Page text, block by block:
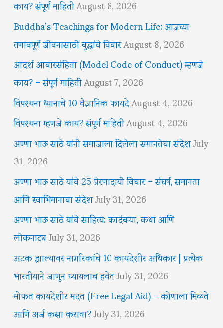
काय? संपूर्ण माहितीAugust 8, 2026
Buddha’s Teachings for Modern Life: आजच्या
तणावपूर्ण जीवनासाठी बुद्धांचे विचारAugust 8, 2026
आदर्श आचारसंहिता (Model Code of Conduct) म्हणजे
काय? – संपूर्ण माहितीAugust 7, 2026
विपश्यना ध्यानाचे 10 वैज्ञानिक फायदेAugust 4, 2026
विपश्यना म्हणजे काय? संपूर्ण माहितीAugust 4, 2026
अण्णा भाऊ साठे यांनी समाजाला दिलेला समानतेचा संदेशJuly
31, 2026
अण्णा भाऊ साठे यांचे 25 प्रेरणादायी विचार – संघर्ष, समानता
आणि स्वाभिमानाचा संदेशJuly 31, 2026
अण्णा भाऊ साठे यांचे साहित्य: कादंबऱ्या, कथा आणि
लोकनाट्यJuly 31, 2026
अटक झाल्यावर नागरिकांचे 10 कायदेशीर अधिकार | प्रत्येक
भारतीयाने जाणून घ्यायलाच हवेतJuly 31, 2026
मोफत कायदेशीर मदत (Free Legal Aid) – कोणाला मिळते
आणि अर्ज कसा करावा?July 31, 2026